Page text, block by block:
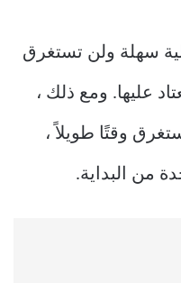
سهلة ولن تستغرق
عليها. ومع ذلك ،
وقتًا طويلاً ،
من البداية.